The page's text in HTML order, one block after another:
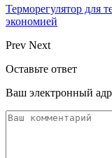
Терморегулятор для
экономией
Prev Next
Оставьте ответ
Ваш электронный